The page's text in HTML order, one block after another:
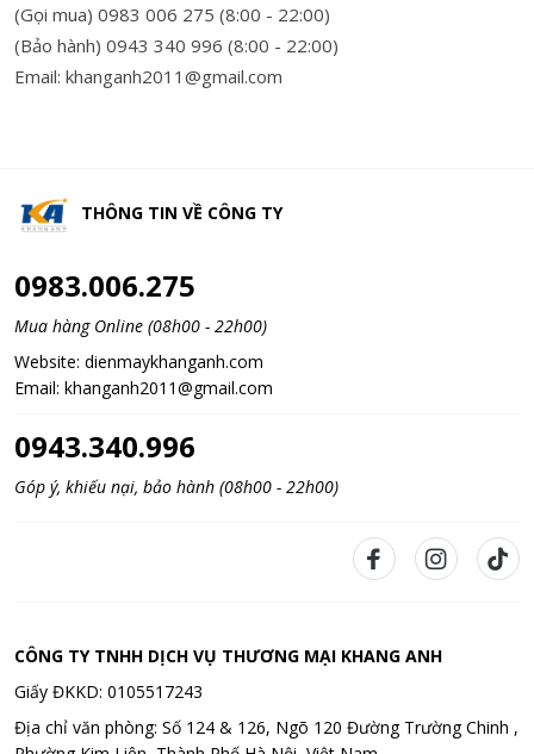
(Gọi mua) 0983 006 275 (8:00 - 22:00)
(Bảo hành) 0943 340 996 (8:00 - 22:00)
Email: khanganh2011@gmail.com
THÔNG TIN VỀ CÔNG TY
0983.006.275
Mua hàng Online (08h00 - 22h00)
Website: dienmaykhanganh.com
Email: khanganh2011@gmail.com
0943.340.996
Góp ý, khiếu nại, bảo hành (08h00 - 22h00)
CÔNG TY TNHH DỊCH VỤ THƯƠNG MẠI KHANG ANH
Giấy ĐKKD: 0105517243
Địa chỉ văn phòng: Số 124 & 126, Ngõ 120 Đường Trường Chinh ,